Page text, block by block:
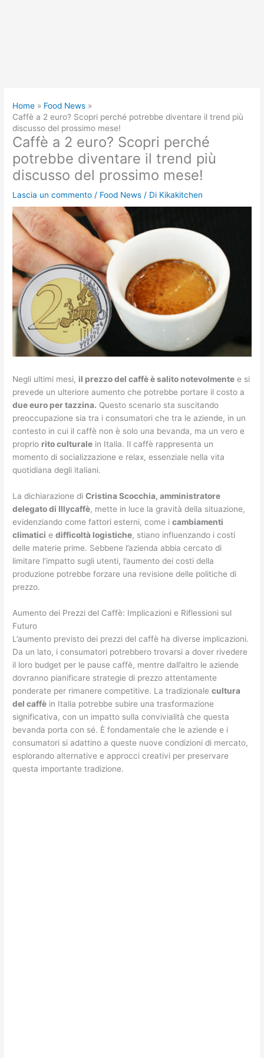
Home
Food News
Caffè a 2 euro? Scopri perché potrebbe diventare il trend più
discusso del prossimo mese!
Caffè a 2 euro? Scopri perché
potrebbe diventare il trend più
discusso del prossimo mese!
Lascia un commento / Food News / Di Kikakitchen
Negli ultimi mesi, il prezzo del caffè è salito notevolmente e si
prevede un ulteriore aumento che potrebbe portare il costo a
due euro per tazzina. Questo scenario sta suscitando
preoccupazione sia tra i consumatori che tra le aziende, in un
contesto in cui il caffè non è solo una bevanda, ma un vero e
proprio rito culturale in Italia. Il caffè rappresenta un
momento di socializzazione e relax, essenziale nella vita
quotidiana degli italiani.
La dichiarazione diCristina Scocchia, amministratore
delegato di Illycaffè, mette in luce la gravità della situazione,
evidenziando come fattori esterni, come icambiamenti
climatici edifficoltà logistiche, stiano influenzando i costi
delle materie prime. Sebbene l’azienda abbia cercato di
limitare l’impatto sugli utenti, l’aumento dei costi della
produzione potrebbe forzare una revisione delle politiche di
prezzo.
Aumento dei Prezzi del Caffè: Implicazioni e Riflessioni sul
Futuro
L’aumento previsto dei prezzi del caffè ha diverse implicazioni.
Da un lato, i consumatori potrebbero trovarsi a dover rivedere
il loro budget per le pause caffè, mentre dall’altro le aziende
dovranno pianificare strategie di prezzo attentamente
ponderate per rimanere competitive. La tradizionalecultura
del caffè in Italia potrebbe subire una trasformazione
significativa, con un impatto sulla convivialità che questa
bevanda porta con sé. È fondamentale che le aziende e i
consumatori si adattino a queste nuove condizioni di mercato,
esplorando alternative e approcci creativi per preservare
questa importante tradizione.